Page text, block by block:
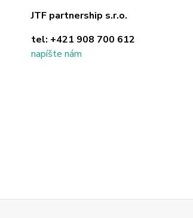
JTF partnership s.r.o.
tel: +421 908 700 612
napíšte nám